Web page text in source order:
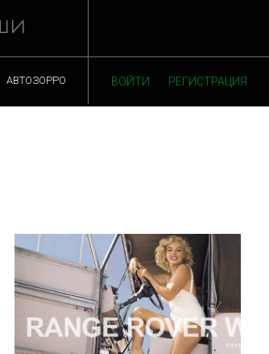
АВТОЗОРРО ВОЙТИ РЕГИСТРАЦИЯ